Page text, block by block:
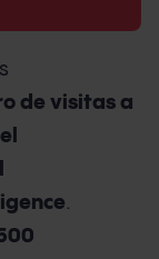
de visitas a
.